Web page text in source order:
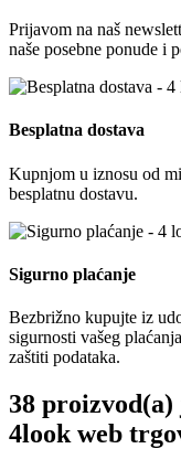
Prijavom na naš
naše posebne ponude i
Besplatna dostava
Kupnjom u iznosu od
besplatnu dostavu.
Sigurno plaćanje
Bezbrižno kupujte iz
sigurnosti vašeg
zaštiti podataka.
38
4look web